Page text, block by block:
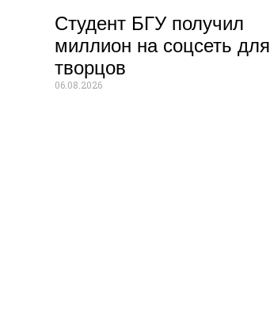
Студент БГУ получил
миллион на соцсеть для
творцов
06.08.2026